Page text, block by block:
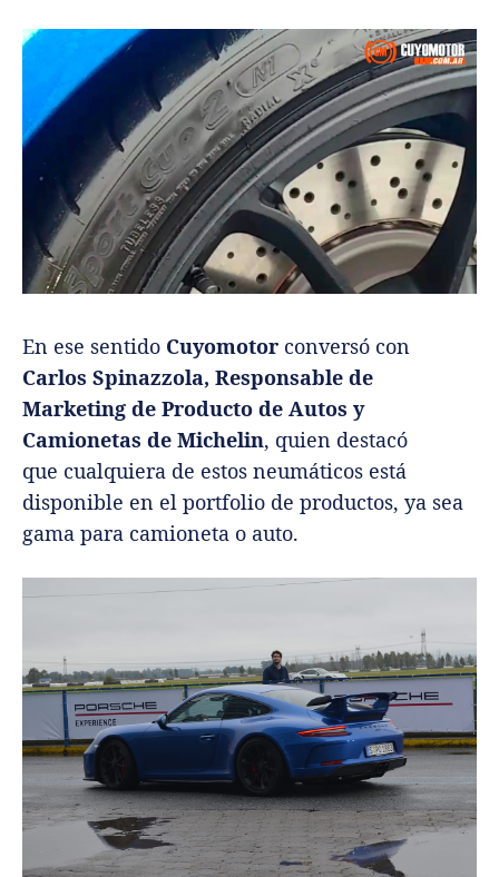
En ese sentido Cuyomotor conversó con
Carlos Spinazzola, Responsable de
Marketing de Producto de Autos y
Camionetas de Michelin, quien destacó
que cualquiera de estos neumáticos está
disponible en el portfolio de productos, ya sea
gama para camioneta o auto.